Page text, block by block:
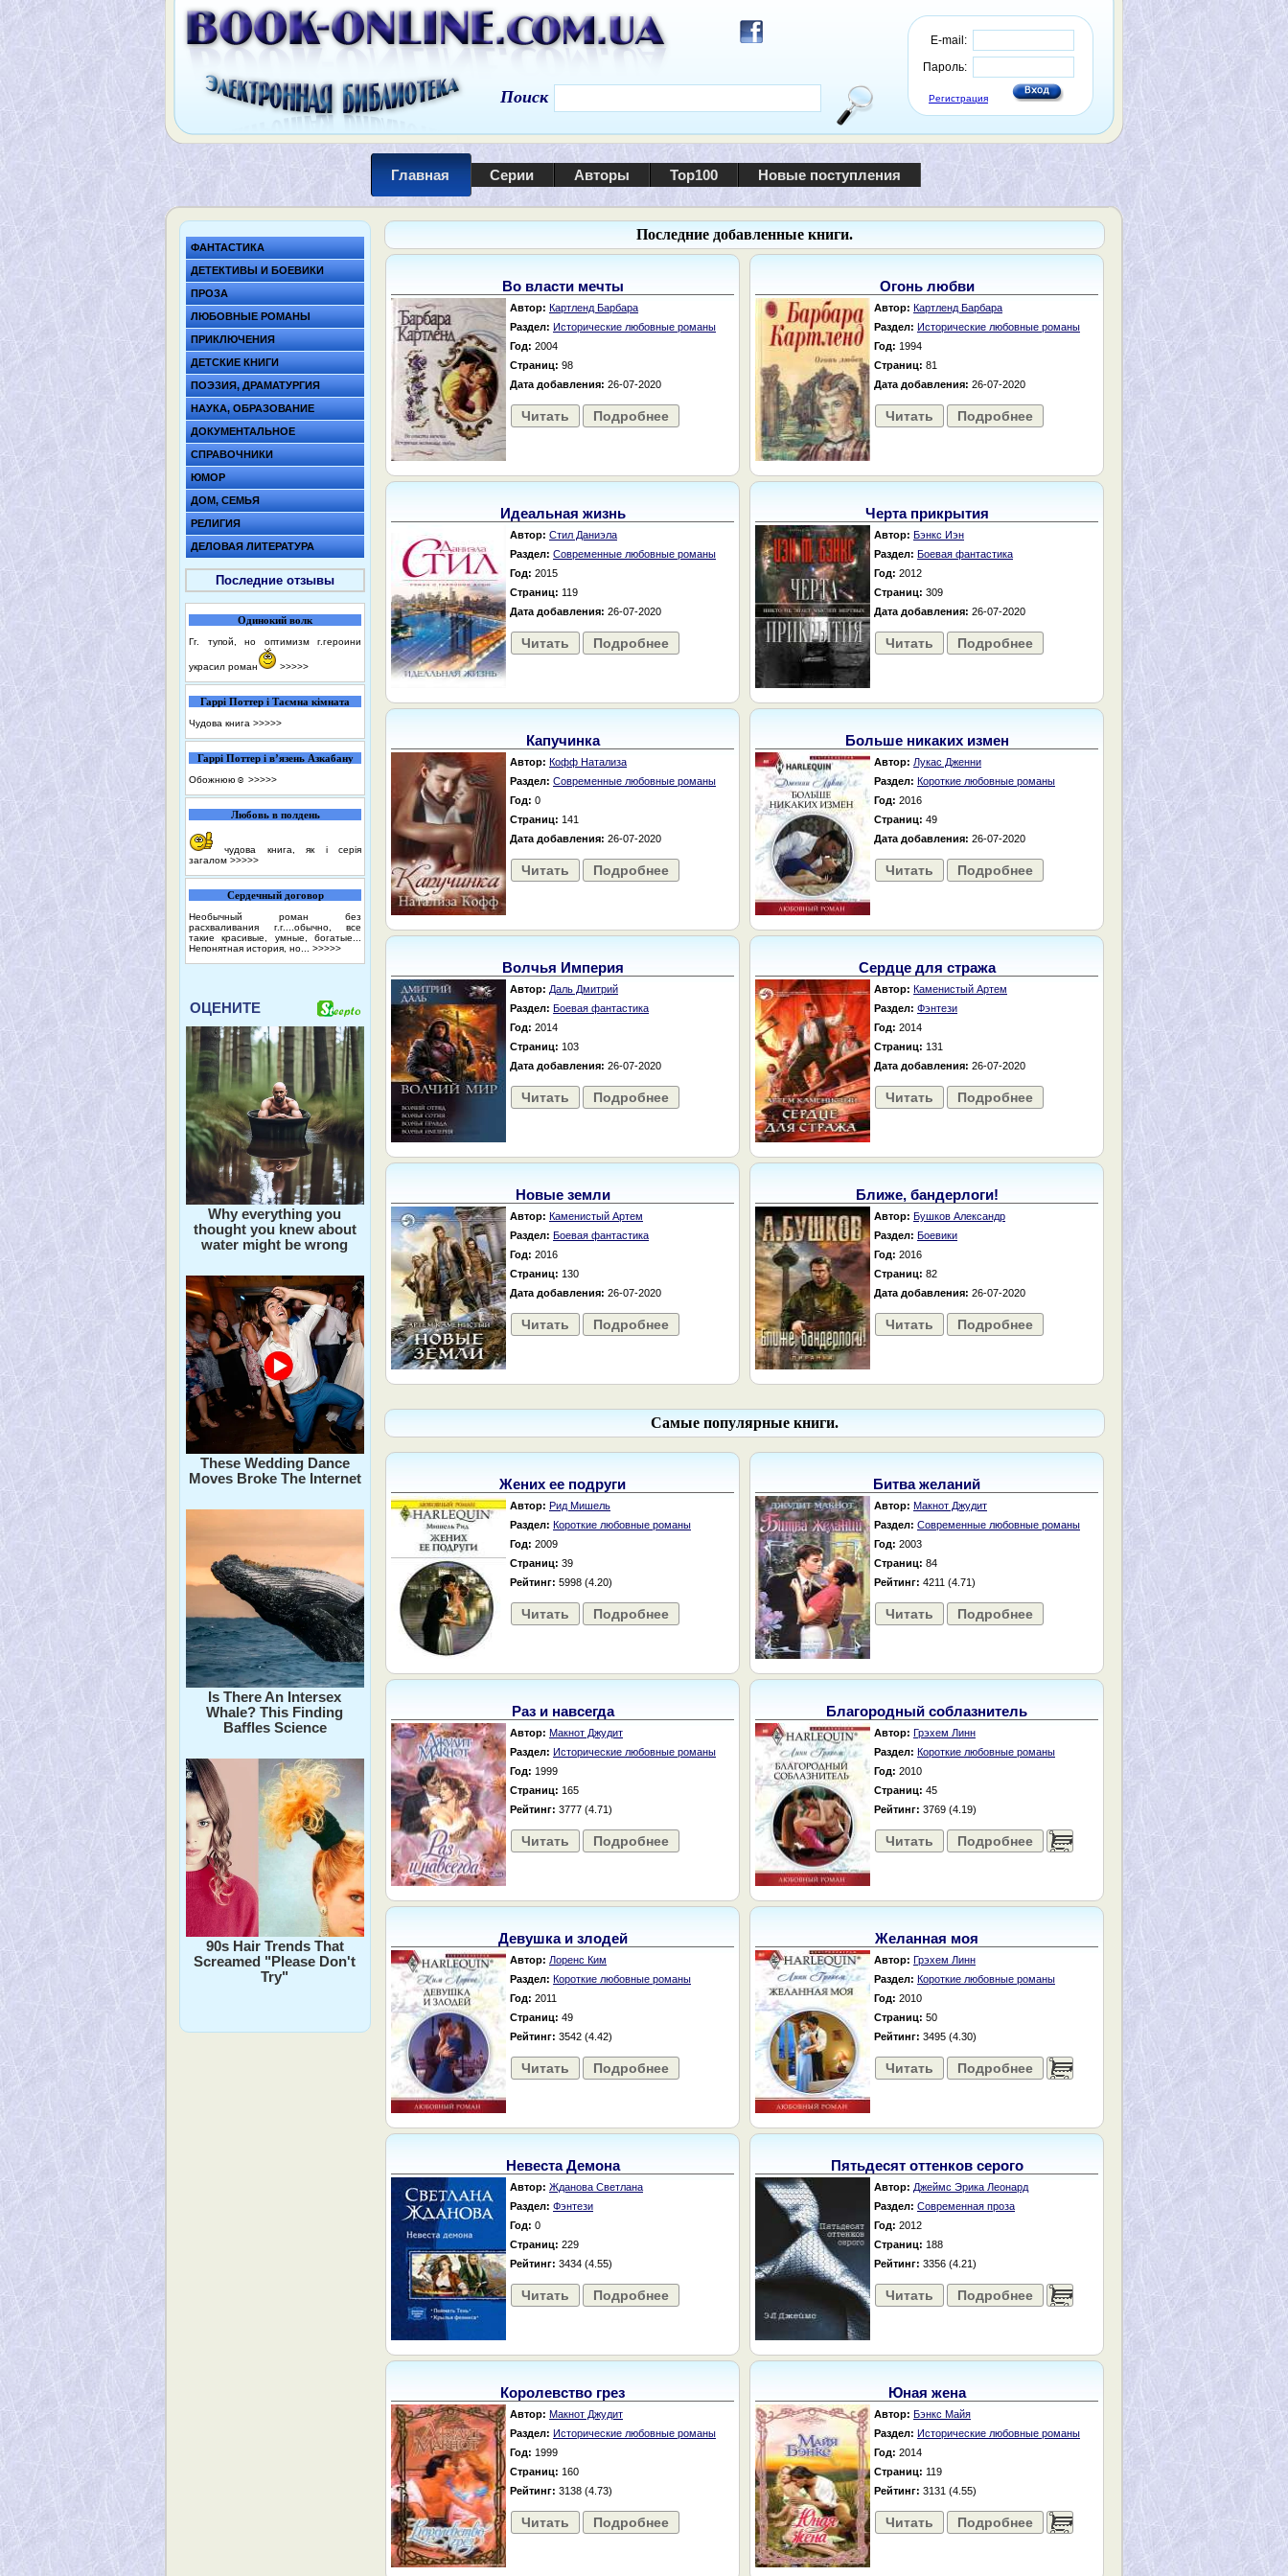
E-mail:
Пароль:
Регистрация
Поиск
Главная Серии Авторы Top100 Новые поступления
ФАНТАСТИКА
ДЕТЕКТИВЫ И БОЕВИКИ
ПРОЗА
ЛЮБОВНЫЕ РОМАНЫ
ПРИКЛЮЧЕНИЯ
ДЕТСКИЕ КНИГИ
ПОЭЗИЯ, ДРАМАТУРГИЯ
НАУКА, ОБРАЗОВАНИЕ
ДОКУМЕНТАЛЬНОЕ
СПРАВОЧНИКИ
ЮМОР
ДОМ, СЕМЬЯ
РЕЛИГИЯ
ДЕЛОВАЯ ЛИТЕРАТУРА
Последние отзывы
Одинокий волк
Гг. тупой, но оптимизм г.героини
украсил роман >>>>>
Гаррі Поттер і Таємна кімната
Чудова книга >>>>>
Гаррі Поттер і в’язень Азкабану
Обожнюю☺️ >>>>>
Любовь в полдень
чудова книга, як і серія
загалом >>>>>
Сердечный договор
Необычный роман без
расхваливания г.г....обычно, все
такие красивые, умные, богатые...
Непонятная история, но... >>>>>
ОЦЕНИТЕ
Why everything you
thought you knew about
water might be wrong
These Wedding Dance
Moves Broke The Internet
Is There An Intersex
Whale? This Finding
Baffles Science
90s Hair Trends That
Screamed "Please Don't
Try"
Последние добавленные книги.
Во власти мечты
Автор: Картленд Барбара
Раздел: Исторические любовные романы
Год: 2004
Страниц: 98
Дата добавления: 26-07-2020
Читать Подробнее
Огонь любви
Автор: Картленд Барбара
Раздел: Исторические любовные романы
Год: 1994
Страниц: 81
Дата добавления: 26-07-2020
Читать Подробнее
Идеальная жизнь
Автор: Стил Даниэла
Раздел: Современные любовные романы
Год: 2015
Страниц: 119
Дата добавления: 26-07-2020
Читать Подробнее
Черта прикрытия
Автор: Бэнкс Иэн
Раздел: Боевая фантастика
Год: 2012
Страниц: 309
Дата добавления: 26-07-2020
Читать Подробнее
Капучинка
Автор: Кофф Натализа
Раздел: Современные любовные романы
Год: 0
Страниц: 141
Дата добавления: 26-07-2020
Читать Подробнее
Больше никаких измен
Автор: Лукас Дженни
Раздел: Короткие любовные романы
Год: 2016
Страниц: 49
Дата добавления: 26-07-2020
Читать Подробнее
Волчья Империя
Автор: Даль Дмитрий
Раздел: Боевая фантастика
Год: 2014
Страниц: 103
Дата добавления: 26-07-2020
Читать Подробнее
Сердце для стража
Автор: Каменистый Артем
Раздел: Фэнтези
Год: 2014
Страниц: 131
Дата добавления: 26-07-2020
Читать Подробнее
Новые земли
Автор: Каменистый Артем
Раздел: Боевая фантастика
Год: 2016
Страниц: 130
Дата добавления: 26-07-2020
Читать Подробнее
Ближе, бандерлоги!
Автор: Бушков Александр
Раздел: Боевики
Год: 2016
Страниц: 82
Дата добавления: 26-07-2020
Читать Подробнее
Самые популярные книги.
Жених ее подруги
Автор: Рид Мишель
Раздел: Короткие любовные романы
Год: 2009
Страниц: 39
Рейтинг: 5998 (4.20)
Читать Подробнее
Битва желаний
Автор: Макнот Джудит
Раздел: Современные любовные романы
Год: 2003
Страниц: 84
Рейтинг: 4211 (4.71)
Читать Подробнее
Раз и навсегда
Автор: Макнот Джудит
Раздел: Исторические любовные романы
Год: 1999
Страниц: 165
Рейтинг: 3777 (4.71)
Читать Подробнее
Благородный соблазнитель
Автор: Грэхем Линн
Раздел: Короткие любовные романы
Год: 2010
Страниц: 45
Рейтинг: 3769 (4.19)
Читать Подробнее ......
Девушка и злодей
Автор: Лоренс Ким
Раздел: Короткие любовные романы
Год: 2011
Страниц: 49
Рейтинг: 3542 (4.42)
Читать Подробнее
Желанная моя
Автор: Грэхем Линн
Раздел: Короткие любовные романы
Год: 2010
Страниц: 50
Рейтинг: 3495 (4.30)
Читать Подробнее ......
Невеста Демона
Автор: Жданова Светлана
Раздел: Фэнтези
Год: 0
Страниц: 229
Рейтинг: 3434 (4.55)
Читать Подробнее
Пятьдесят оттенков серого
Автор: Джеймс Эрика Леонард
Раздел: Современная проза
Год: 2012
Страниц: 188
Рейтинг: 3356 (4.21)
Читать Подробнее ......
Королевство грез
Автор: Макнот Джудит
Раздел: Исторические любовные романы
Год: 1999
Страниц: 160
Рейтинг: 3138 (4.73)
Читать Подробнее
Юная жена
Автор: Бэнкс Майя
Раздел: Исторические любовные романы
Год: 2014
Страниц: 119
Рейтинг: 3131 (4.55)
Читать Подробнее ......